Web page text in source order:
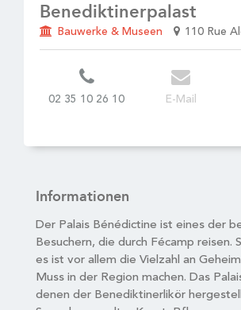
Benediktinerpalast
Bauwerke & Museen 110 Rue
02 35 10 26 10 E-Mail
Informationen
Der Palais Bénédictine ist eines der
Besuchern, die durch Fécamp
es ist vor allem die Vielzahl an
Muss in der Region machen. Das
denen der Benediktinerlikör